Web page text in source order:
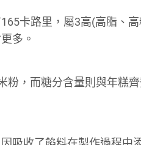
卡路里，屬3高(高脂、
多。
，而糖分含量則與年糕